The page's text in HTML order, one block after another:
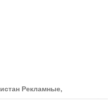
Рекламные,